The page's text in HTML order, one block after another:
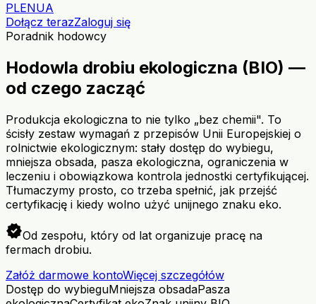
PLENUA
Dołącz terazZaloguj się
Poradnik hodowcy
Hodowla drobiu ekologiczna (BIO) —
od czego zacząć
Produkcja ekologiczna to nie tylko „bez chemii". To
ścisły zestaw wymagań z przepisów Unii Europejskiej o
rolnictwie ekologicznym: stały dostęp do wybiegu,
mniejsza obsada, pasza ekologiczna, ograniczenia w
leczeniu i obowiązkowa kontrola jednostki certyfikującej.
Tłumaczymy prosto, co trzeba spełnić, jak przejść
certyfikację i kiedy wolno użyć unijnego znaku eko.
verifiedOd zespołu, który od lat organizuje pracę na
fermach drobiu.
Załóż darmowe kontoWięcej szczegółów
Dostęp do wybieguMniejsza obsadaPasza